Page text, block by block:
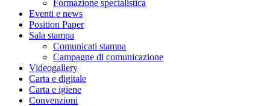
Formazione specialistica
Eventi e news
Position Paper
Sala stampa
Comunicati stampa
Campagne di comunicazione
Videogallery
Carta e digitale
Carta e igiene
Convenzioni